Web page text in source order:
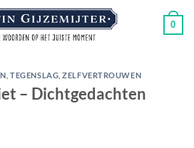
0
,TEGENSLAG ,ZELFVERTROUWEN
– Dichtgedachten